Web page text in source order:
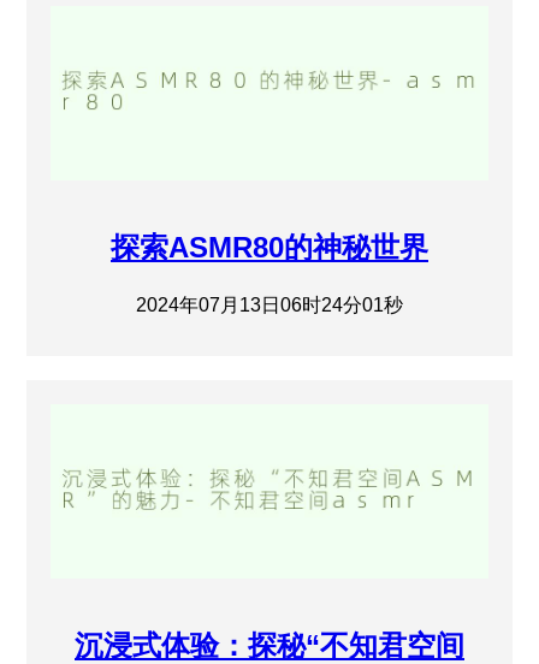
探索ASMR80的神秘世界
2024年07月13日06时24分01秒
沉浸式体验：探秘“不知君空间